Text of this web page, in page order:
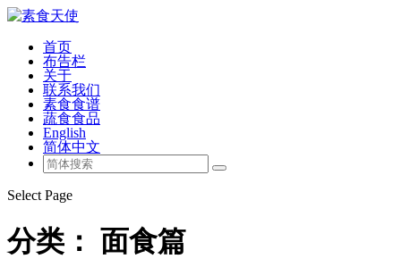
首页
布告栏
关于
联系我们
素食食谱
蔬食食品
English
简体中文
Select Page
分类： 面食篇